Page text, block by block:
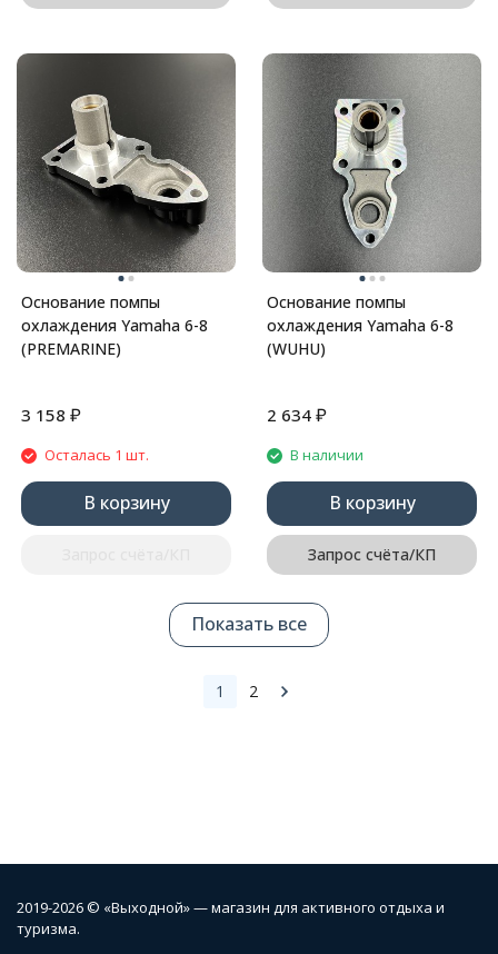
Основание помпы
охлаждения Yamaha 6-8
(PREMARINE)
3 158 ₽
Осталась 1 шт.
В корзину
Основание помпы
охлаждения Yamaha 6-8
(WUHU)
2 634 ₽
В наличии
В корзину
Запрос счёта/КП
Показать все
1 2
2019-2026 © «Выходной» — магазин для активного отдыха и
туризма.